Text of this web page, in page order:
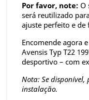
Por favor, note: O
será reutilizado
ajuste perfeito e de
Encomende agora
Avensis Typ T22
desportivo – com
Nota: Se disponível,
instalação.